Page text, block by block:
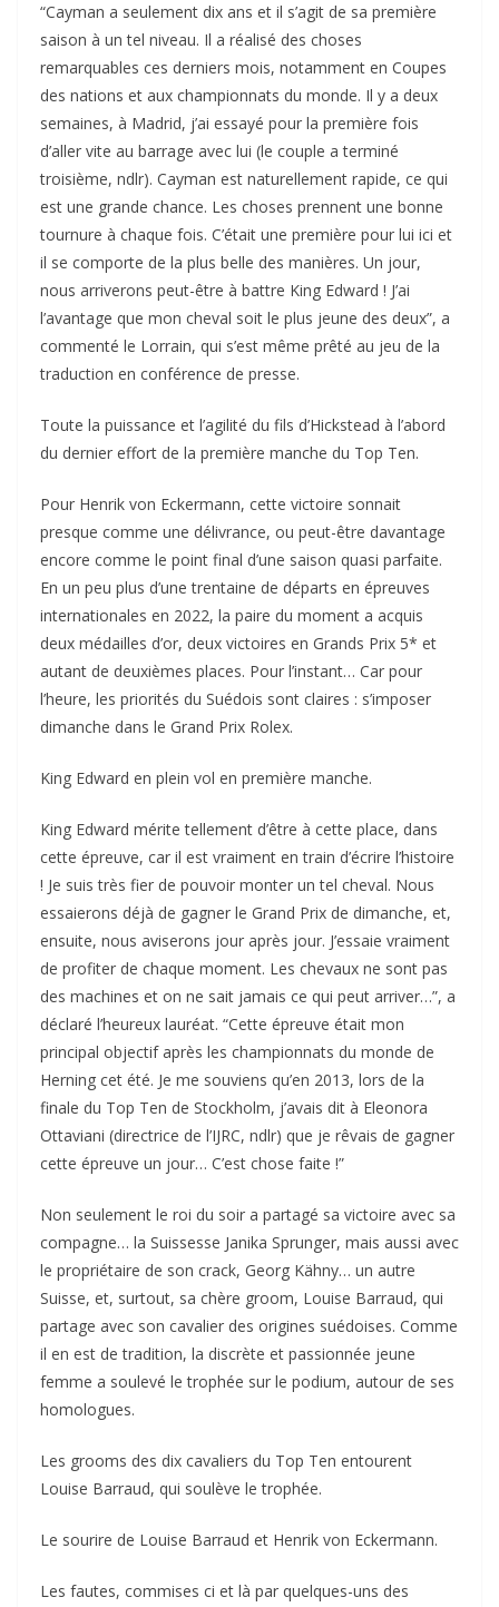
“Cayman a seulement dix ans et il s’agit de sa première
saison à un tel niveau. Il a réalisé des choses
remarquables ces derniers mois, notamment en Coupes
des nations et aux championnats du monde. Il y a deux
semaines, à Madrid, j’ai essayé pour la première fois
d’aller vite au barrage avec lui (le couple a terminé
troisième, ndlr). Cayman est naturellement rapide, ce qui
est une grande chance. Les choses prennent une bonne
tournure à chaque fois. C’était une première pour lui ici et
il se comporte de la plus belle des manières. Un jour,
nous arriverons peut-être à battre King Edward ! J’ai
l’avantage que mon cheval soit le plus jeune des deux”, a
commenté le Lorrain, qui s’est même prêté au jeu de la
traduction en conférence de presse.
Toute la puissance et l’agilité du fils d’Hickstead à l’abord
du dernier effort de la première manche du Top Ten.
Pour Henrik von Eckermann, cette victoire sonnait
presque comme une délivrance, ou peut-être davantage
encore comme le point final d’une saison quasi parfaite.
En un peu plus d’une trentaine de départs en épreuves
internationales en 2022, la paire du moment a acquis
deux médailles d’or, deux victoires en Grands Prix 5* et
autant de deuxièmes places. Pour l’instant… Car pour
l’heure, les priorités du Suédois sont claires : s’imposer
dimanche dans le Grand Prix Rolex.
King Edward en plein vol en première manche.
King Edward mérite tellement d’être à cette place, dans
cette épreuve, car il est vraiment en train d’écrire l’histoire
! Je suis très fier de pouvoir monter un tel cheval. Nous
essaierons déjà de gagner le Grand Prix de dimanche, et,
ensuite, nous aviserons jour après jour. J’essaie vraiment
de profiter de chaque moment. Les chevaux ne sont pas
des machines et on ne sait jamais ce qui peut arriver…”, a
déclaré l’heureux lauréat. “Cette épreuve était mon
principal objectif après les championnats du monde de
Herning cet été. Je me souviens qu’en 2013, lors de la
finale du Top Ten de Stockholm, j’avais dit à Eleonora
Ottaviani (directrice de l’IJRC, ndlr) que je rêvais de gagner
cette épreuve un jour… C’est chose faite !”
Non seulement le roi du soir a partagé sa victoire avec sa
compagne… la Suissesse Janika Sprunger, mais aussi avec
le propriétaire de son crack, Georg Kähny… un autre
Suisse, et, surtout, sa chère groom, Louise Barraud, qui
partage avec son cavalier des origines suédoises. Comme
il en est de tradition, la discrète et passionnée jeune
femme a soulevé le trophée sur le podium, autour de ses
homologues.
Les grooms des dix cavaliers du Top Ten entourent
Louise Barraud, qui soulève le trophée.
Le sourire de Louise Barraud et Henrik von Eckermann.
Les fautes, commises ci et là par quelques-uns des